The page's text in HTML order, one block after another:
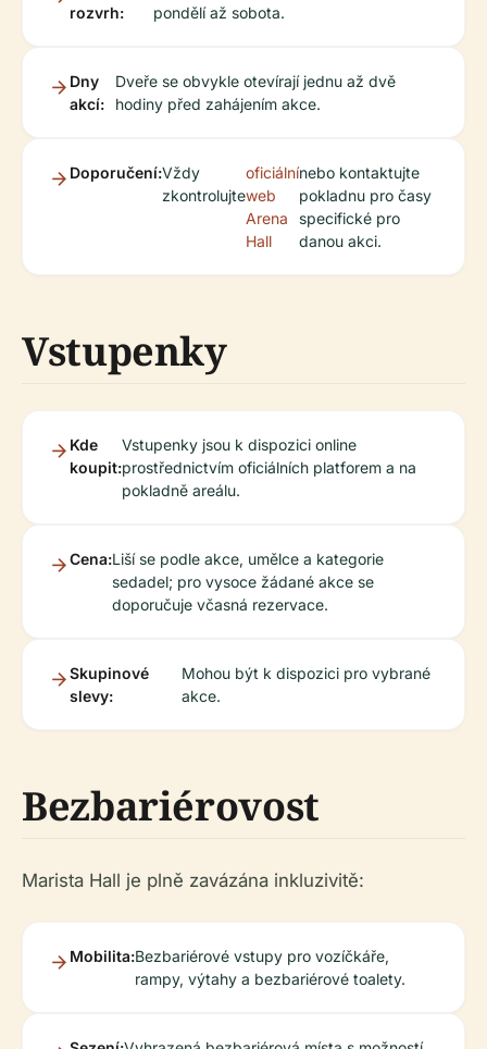
rozvrh:
pondělí až sobota.
Dny
akcí:
Dveře se obvykle otevírají jednu až dvě
hodiny před zahájením akce.
Doporučení:Vždy
zkontrolujte
oficiální
web
Arena
Hall
nebo kontaktujte
pokladnu pro časy
specifické pro
danou akci.
Vstupenky
Kde
koupit:
Vstupenky jsou k dispozici online
prostřednictvím oficiálních platforem a na
pokladně areálu.
Cena:Liší se podle akce, umělce a kategorie
sedadel; pro vysoce žádané akce se
doporučuje včasná rezervace.
Skupinové
slevy:
Mohou být k dispozici pro vybrané
akce.
Bezbariérovost
Marista Hall je plně zavázána inkluzivitě:
Mobilita:Bezbariérové vstupy pro vozíčkáře,
rampy, výtahy a bezbariérové toalety.